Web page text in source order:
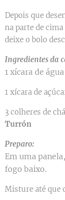
Depois que
na parte de
deixe o bolo
Ingredientes da
1 xícara de
1 xícara de
3 colheres de
Turrón
Preparo:
Em uma
fogo baixo.
Misture até que